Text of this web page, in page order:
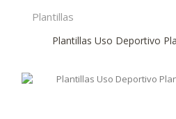
Plantillas
Plantillas Uso Deportivo